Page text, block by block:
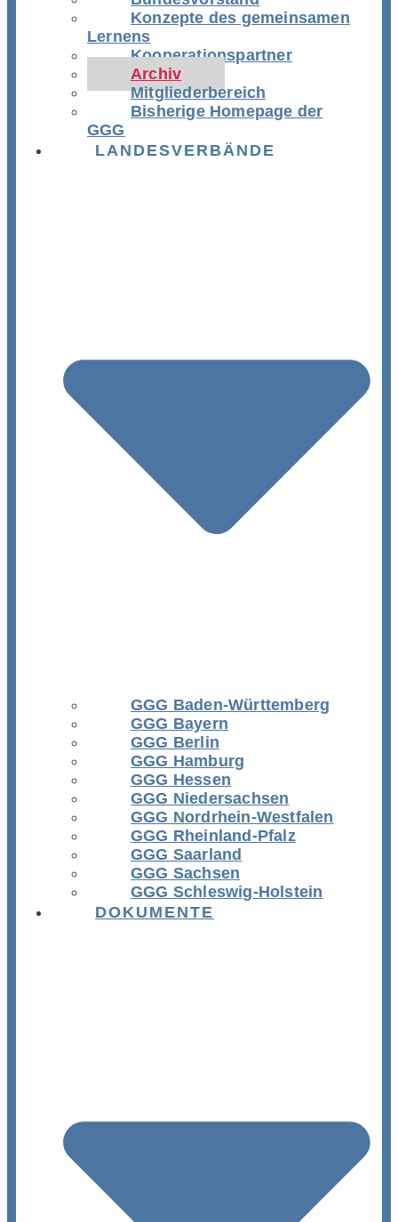
Konzepte des gemeinsamen
Lernens
Kooperationspartner
Archiv
Mitgliederbereich
Bisherige Homepage der
GGG
LANDESVERBÄNDE
GGG Baden-Württemberg
GGG Bayern
GGG Berlin
GGG Hamburg
GGG Hessen
GGG Niedersachsen
GGG Nordrhein-Westfalen
GGG Rheinland-Pfalz
GGG Saarland
GGG Sachsen
GGG Schleswig-Holstein
DOKUMENTE